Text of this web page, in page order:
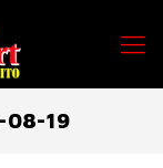
08-19